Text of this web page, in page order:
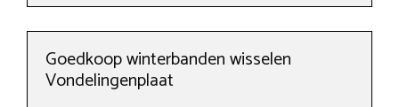
Goedkoop winterbanden wisselen
Vondelingenplaat